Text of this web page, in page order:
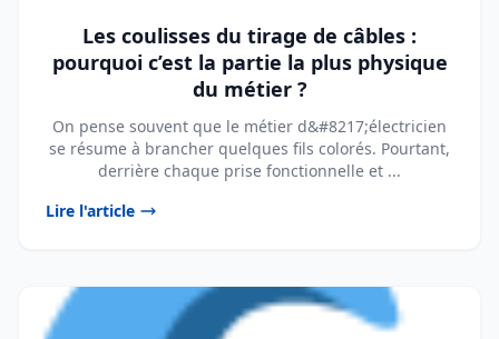
Les coulisses du tirage de câbles :
pourquoi c’est la partie la plus physique
du métier ?
On pense souvent que le métier d&#8217;électricien
se résume à brancher quelques fils colorés. Pourtant,
derrière chaque prise fonctionnelle et ...
Lire l'article